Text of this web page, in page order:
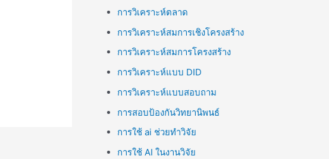
การวิเคราะห์ตลาด
การวิเคราะห์สมการเชิงโครงสร้าง
การวิเคราะห์สมการโครงสร้าง
การวิเคราะห์แบบ DID
การวิเคราะห์แบบสอบถาม
การสอบป้องกันวิทยานิพนธ์
การใช้ ai ช่วยทำวิจัย
การใช้ AI ในงานวิจัย